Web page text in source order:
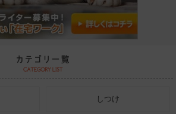
しつけ